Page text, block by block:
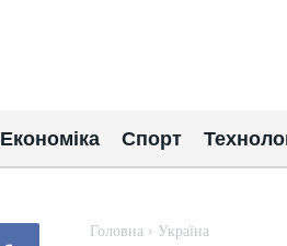
Економіка Спорт
Головна Україна